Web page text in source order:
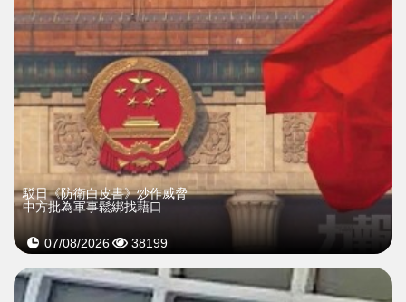
駁日《防衛白皮書》炒作威脅
中方批為軍事鬆綁找藉口
07/08/2026 38199